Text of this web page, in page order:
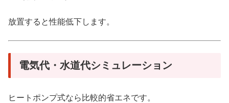
放置すると性能低下します。
電気代・水道代シミュレーション
ヒートポンプ式なら比較的省エネです。